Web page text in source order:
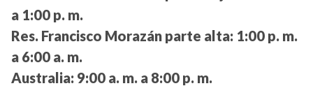
a 1:00 p. m.
Res. Francisco Morazán parte alta: 1:00 p. m.
a 6:00 a. m.
Australia: 9:00 a. m. a 8:00 p. m.